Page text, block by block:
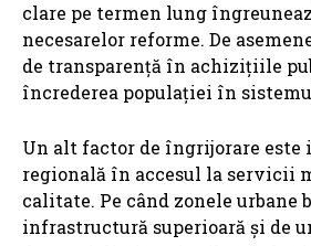
clare pe termen lung
necesarelor reforme. De
de transparență în achizițiile
încrederea populației în
Un alt factor de îngrijorare este
regională în accesul la servicii
calitate. Pe când zonele urbane
infrastructură superioară și de